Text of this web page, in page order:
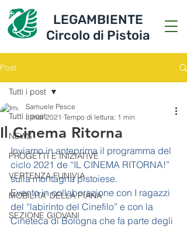
LEGAMBIENTE
Circolo di Pistoia
Post
Tutti i post
NEWS
PROGETTI E INIZIATIVE
VERTENZA FUNIVIA
MOBILITA' DELLA PIANA
SEZIONE GIOVANI
Tutti i post
Il Cinema Ritorna
Samuele Pesce
3 mar 2021 Tempo di lettura: 1 min
Inviamo in anteprima il programma del
ciclo 2021 de “IL CINEMA RITORNA!”
sulla montagna pistoiese.
Evento in collaborazione con I ragazzi
del “labirinto del Cinefilo” e con la
Cineteca di Bologna che fa parte degli